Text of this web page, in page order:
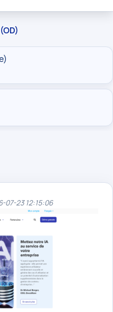
07-23 12:15:06